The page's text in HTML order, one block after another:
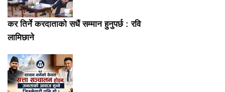
कर तिर्ने करदाताको सधैं सम्मान हुनुपर्छ : रवि
लामिछाने